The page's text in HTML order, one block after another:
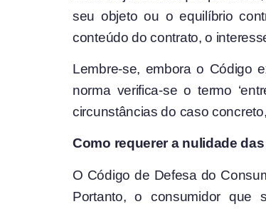
seu objeto ou o equilíbrio
conteúdo do contrato, o
Lembre-se, embora o Código
norma verifica-se o termo
circunstâncias do caso
Como requerer a nulidade
O Código de Defesa do
Portanto, o consumidor que